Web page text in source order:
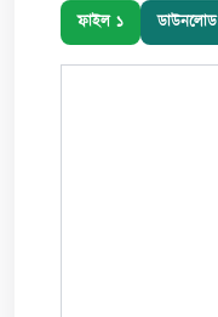
ফাইল ১ ডাউনলোড